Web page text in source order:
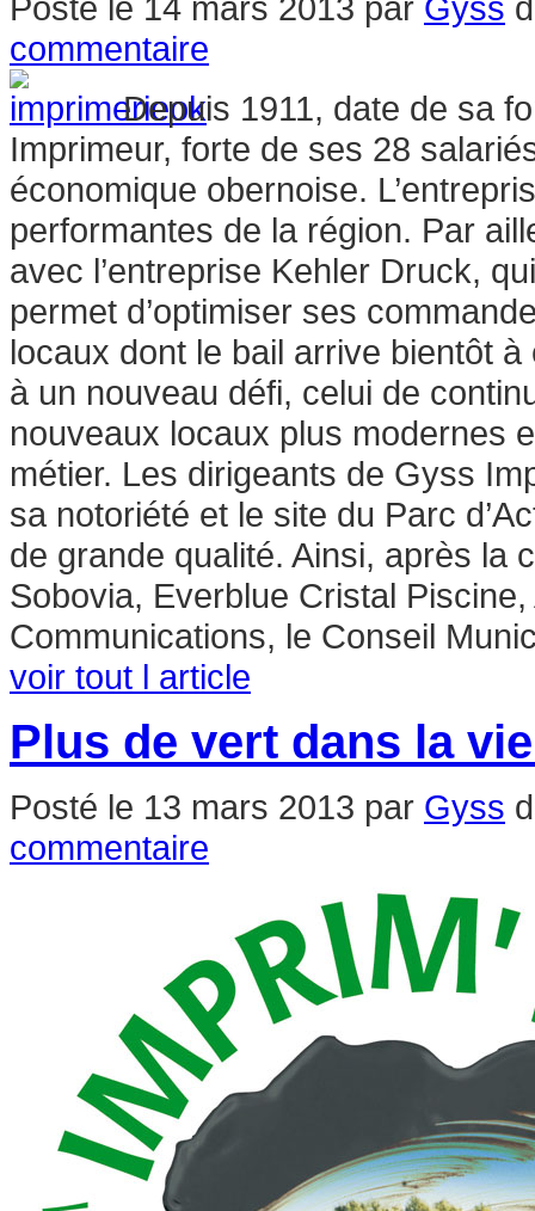
Posté le 14 mars 2013 par Gyss
commentaire
Depuis 1911, date de sa
Imprimeur, forte de ses 28
économique obernoise.
performantes de la région. Par
avec l’entreprise Kehler Druck,
permet d’optimiser ses
locaux dont le bail arrive bientôt
à un nouveau défi, celui de
nouveaux locaux plus modernes
métier. Les dirigeants de Gyss
sa notoriété et le site du Parc
de grande qualité. Ainsi, après la
Sobovia, Everblue Cristal
Communications, le Conseil
voir tout l article
Plus de vert dans la
Posté le 13 mars 2013 par Gyss
commentaire